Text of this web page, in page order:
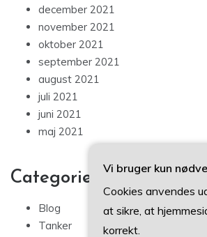
december 2021
november 2021
oktober 2021
september 2021
august 2021
juli 2021
juni 2021
maj 2021
Categories
Blog
Tanker
Vi bruger kun
Cookies anvendes
at sikre, at
korrekt.